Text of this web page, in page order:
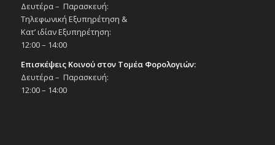
Δευτέρα – Παρασκευή:
Τηλεφωνική Εξυπηρέτηση &
Κατ’ ιδίαν Εξυπηρέτηση:
12:00 – 14:00
Επισκέψεις Κοινού στον Τομέα Φορολογιών:
Δευτέρα – Παρασκευή:
12:00 – 14:00